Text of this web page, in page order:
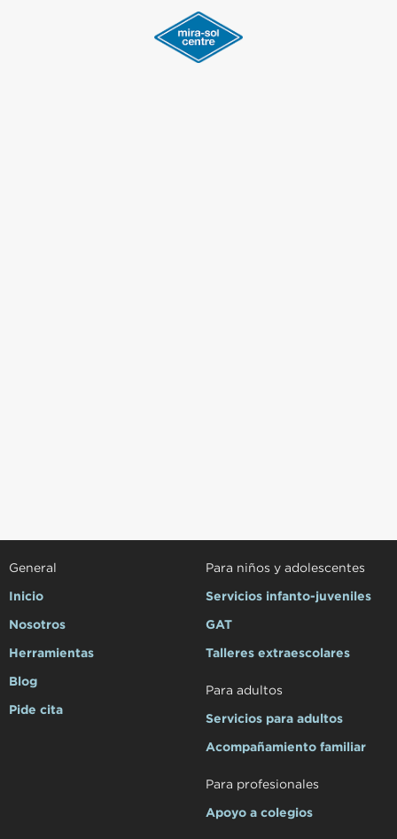
General
Inicio
Nosotros
Herramientas
Blog
Pide cita
Para niños y adolescentes
Servicios infanto-juveniles
GAT
Talleres extraescolares
Para adultos
Servicios para adultos
Acompañamiento familiar
Para profesionales
Apoyo a colegios